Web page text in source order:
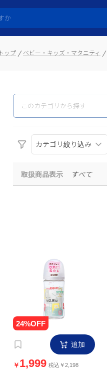
トップ ベビー・キッズ・マタニティ
カテゴリ絞り込み
取扱商品表示 すべて
追加
￥ 1,999 税込￥2,198